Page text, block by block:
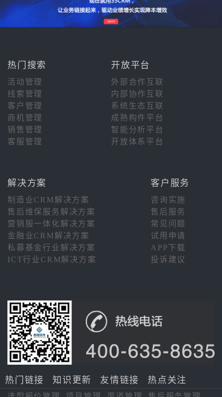
热门搜索 开放平台
活动管理
外部合作互联
线索管理
内部协作互联
客户管理
系统生态互联
商机管理
成熟构件平台
销售管理
智能分析平台
客服管理
开放体系平台
解决方案 客户服务
制造业CRM解决方案
咨询实施
售后维保服务解决方案
售后服务
营销服一体化解决方案
常见问题
金融业CRM解决方案
试用申请
私募基金行业解决方案
APP下载
ICT行业CRM解决方案
投诉建议
热门链接 知识更新 友情链接 热点关注